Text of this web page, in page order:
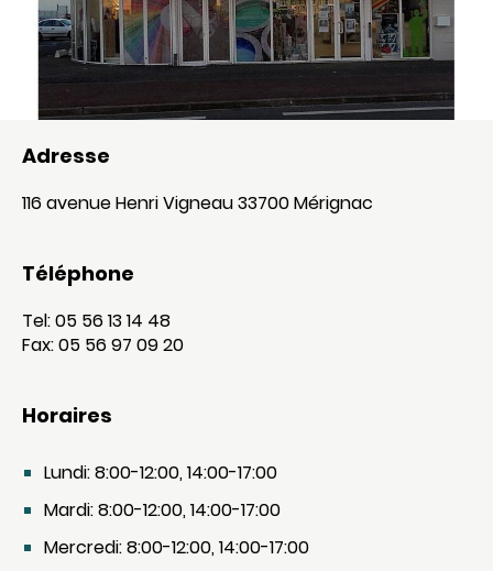
Adresse
116 avenue Henri Vigneau 33700 Mérignac
Téléphone
Tel: 05 56 13 14 48
Fax: 05 56 97 09 20
Horaires
Lundi: 8:00-12:00, 14:00-17:00
Mardi: 8:00-12:00, 14:00-17:00
Mercredi: 8:00-12:00, 14:00-17:00